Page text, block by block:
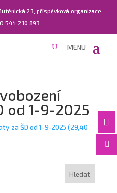
23, příspěvková organizace
544 210 893


od 1-9-2025
za ŠD od 1-9-2025